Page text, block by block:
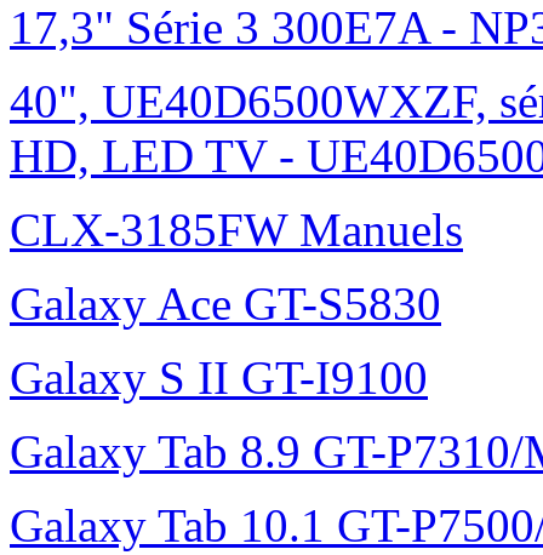
17,3" Série 3 300E7A -
40", UE40D6500WXZF,
HD, LED TV -
CLX-3185FW Manuels
Galaxy Ace GT-S5830
Galaxy S II GT-I9100
Galaxy Tab 8.9 GT-P7310/
Galaxy Tab 10.1 GT-